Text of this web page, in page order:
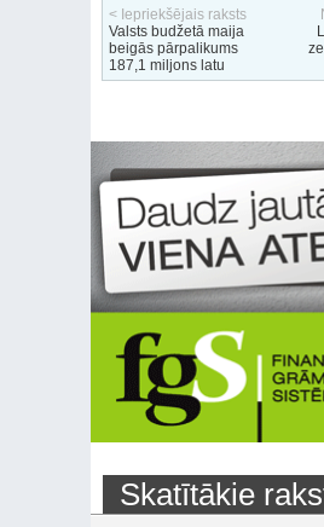
< Iepriekšējais raksts
Valsts budžetā maija
beigās pārpalikums
187,1 miljons latu
Skatītākie